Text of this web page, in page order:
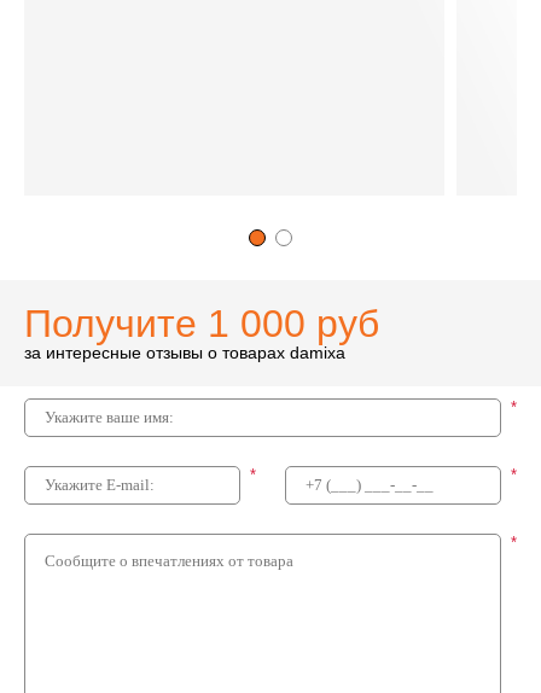
Получите 1 000 руб
за интересные отзывы о товарах damixa
*
* *
*